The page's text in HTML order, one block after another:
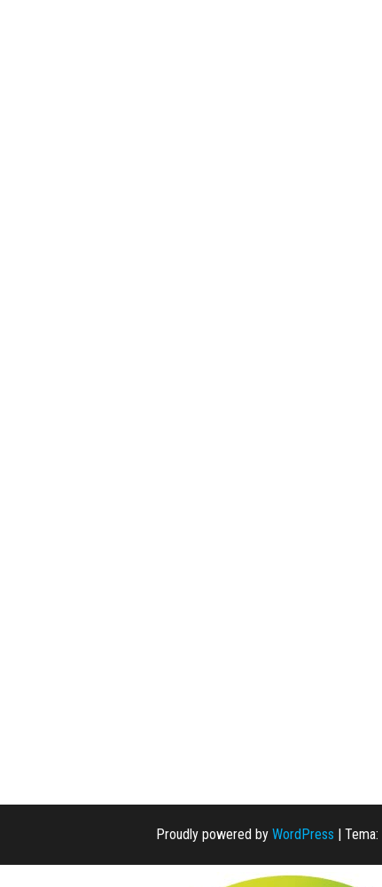
Proudly powered by WordPress | Tema: